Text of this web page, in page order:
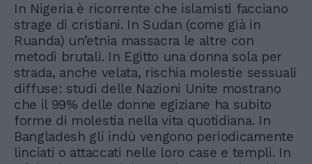
In Nigeria è ricorrente che islamisti facciano
strage di cristiani. In Sudan (come già in
Ruanda) un’etnia massacra le altre con
metodi brutali. In Egitto una donna sola per
strada, anche velata, rischia molestie sessuali
diffuse: studi delle Nazioni Unite mostrano
che il 99% delle donne egiziane ha subito
forme di molestia nella vita quotidiana. In
Bangladesh gli indù vengono periodicamente
linciati o attaccati nelle loro case e templi. In